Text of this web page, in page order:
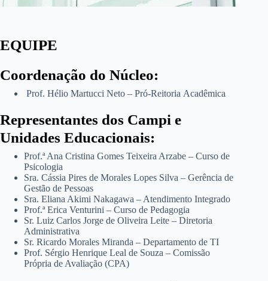
EQUIPE
Coordenação do Núcleo:
Prof. Hélio Martucci Neto – Pró-Reitoria Acadêmica
Representantes dos Campi e
Unidades Educacionais:
Prof.ª Ana Cristina Gomes Teixeira Arzabe – Curso de
Psicologia
Sra. Cássia Pires de Morales Lopes Silva – Gerência de
Gestão de Pessoas
Sra. Eliana Akimi Nakagawa – Atendimento Integrado
Prof.ª Erica Venturini – Curso de Pedagogia
Sr. Luiz Carlos Jorge de Oliveira Leite – Diretoria
Administrativa
Sr. Ricardo Morales Miranda – Departamento de TI
Prof. Sérgio Henrique Leal de Souza – Comissão
Própria de Avaliação (CPA)